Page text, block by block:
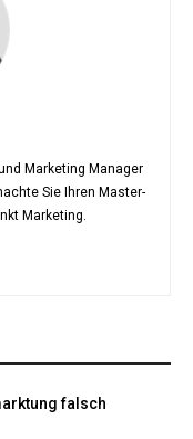
Marketing Manager
Sie Ihren Master-
Marketing.
falsch